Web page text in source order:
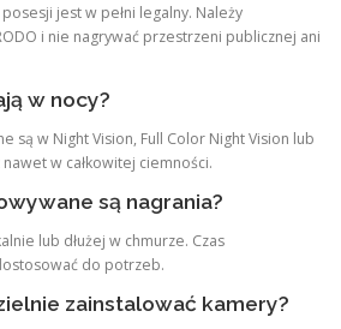
jest w pełni legalny. Należy
i nie nagrywać przestrzeni publicznej ani
w nocy?
są w Night Vision, Full Color Night Vision lub
w całkowitej ciemności.
są nagrania?
lub dłużej w chmurze. Czas
do potrzeb.
zainstalować kamery?